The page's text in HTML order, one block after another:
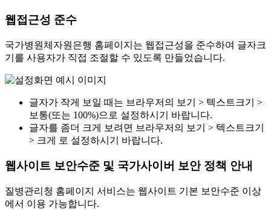
웹접근성 준수
국가병원체자원은행 홈페이지는 웹접근성을 준수하여 글자크
기를 사용자가 직접 조절할 수 있도록 만들었습니다.
글자가 작게 보일 때는 브라우저의 보기 > 텍스트크기 >
보통(또는 100%)으로 설정하시기 바랍니다.
글자를 좀더 크게 보려면 브라우저의 보기 > 텍스트크기
> 크게 로 설정하시기 바랍니다.
웹사이트 보안수준 및 국가사이버 보안 정책 안내
질병관리청 홈페이지 서비스는 웹사이트 기본 보안수준 이상
에서 이용 가능합니다.